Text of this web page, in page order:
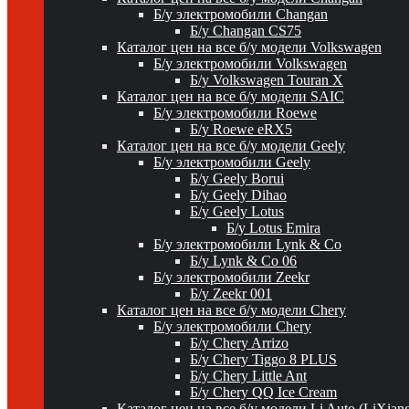
Б/у электромобили Changan
Б/у Changan CS75
Каталог цен на все б/у модели Volkswagen
Б/у электромобили Volkswagen
Б/у Volkswagen Touran X
Каталог цен на все б/у модели SAIC
Б/у электромобили Roewe
Б/у Roewe eRX5
Каталог цен на все б/у модели Geely
Б/у электромобили Geely
Б/у Geely Borui
Б/у Geely Dihao
Б/у Geely Lotus
Б/у Lotus Emira
Б/у электромобили Lynk & Co
Б/у Lynk & Co 06
Б/у электромобили Zeekr
Б/у Zeekr 001
Каталог цен на все б/у модели Chery
Б/у электромобили Chery
Б/у Chery Arrizo
Б/у Chery Tiggo 8 PLUS
Б/у Chery Little Ant
Б/у Chery QQ Ice Cream